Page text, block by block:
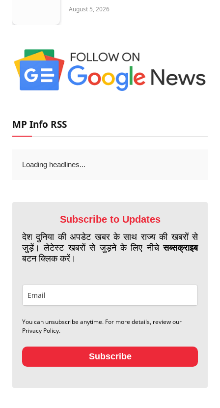
August 5, 2026
MP Info RSS
Loading headlines...
Subscribe to Updates
देश दुनिया की अपडेट खबर के साथ राज्य की खबरों से
जुड़ें। लेटेस्ट खबरों से जुड़ने के लिए नीचेसब्सक्राइब
बटन क्लिक करें।
You can unsubscribe anytime. For more details, review our
Privacy Policy.
Subscribe